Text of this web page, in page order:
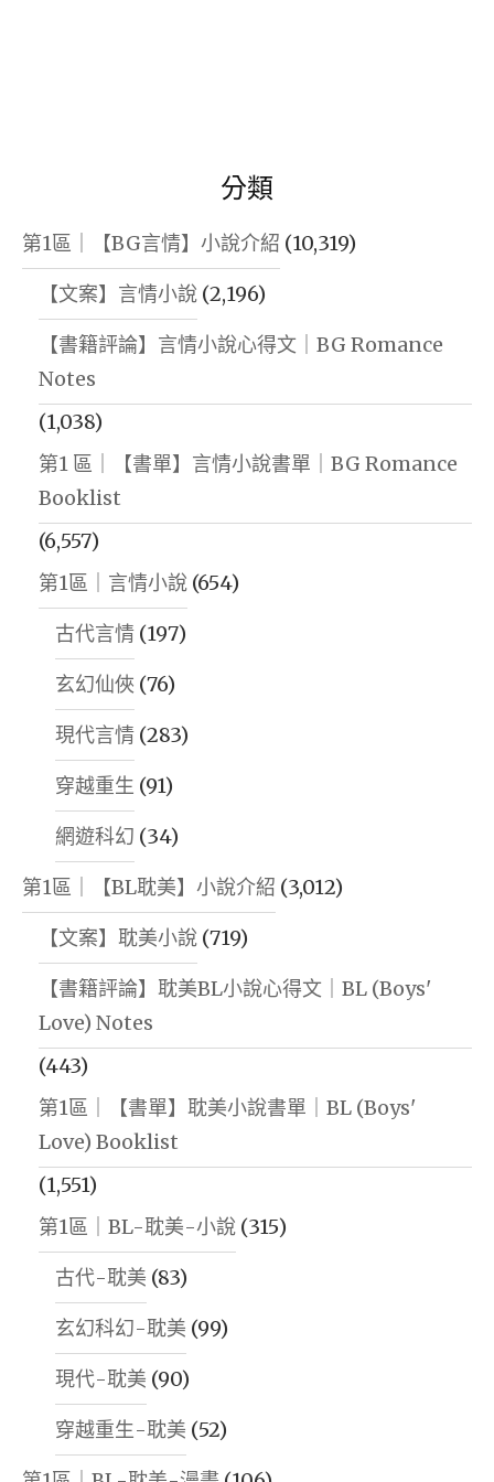
分類
第1區｜【BG言情】小說介紹 (10,319)
【文案】言情小說 (2,196)
【書籍評論】言情小說心得文｜BG Romance
Notes
(1,038)
第1 區｜【書單】言情小說書單｜BG Romance
Booklist
(6,557)
第1區｜言情小說 (654)
古代言情 (197)
玄幻仙俠 (76)
現代言情 (283)
穿越重生 (91)
網遊科幻 (34)
第1區｜【BL耽美】小說介紹 (3,012)
【文案】耽美小說 (719)
【書籍評論】耽美BL小說心得文｜BL (Boys'
Love) Notes
(443)
第1區｜【書單】耽美小說書單｜BL (Boys'
Love) Booklist
(1,551)
第1區｜BL-耽美-小說 (315)
古代-耽美 (83)
玄幻科幻-耽美 (99)
現代-耽美 (90)
穿越重生-耽美 (52)